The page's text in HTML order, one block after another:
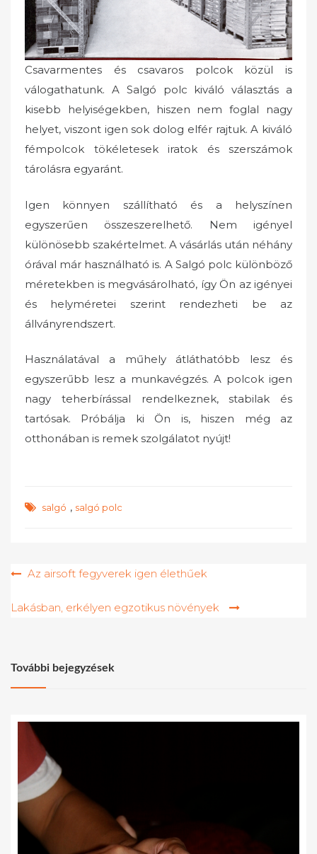
Csavarmentes és csavaros polcok közül is
válogathatunk. A Salgó polc kiváló választás a
kisebb helyiségekben, hiszen nem foglal nagy
helyet, viszont igen sok dolog elfér rajtuk. A kiváló
fémpolcok tökéletesek iratok és szerszámok
tárolásra egyaránt.
Igen könnyen szállítható és a helyszínen
egyszerűen összeszerelhető. Nem igényel
különösebb szakértelmet. A vásárlás után néhány
órával már használható is. A Salgó polc különböző
méretekben is megvásárolható, így Ön az igényei
és helyméretei szerint rendezheti be az
állványrendszert.
Használatával a műhely átláthatóbb lesz és
egyszerűbb lesz a munkavégzés. A polcok igen
nagy teherbírással rendelkeznek, stabilak és
tartósak. Próbálja ki Ön is, hiszen még az
otthonában is remek szolgálatot nyújt!
salgó , salgó polc
Bejegyzés
Az airsoft fegyverek igen élethűek
Lakásban, erkélyen egzotikus növények
További bejegyzések